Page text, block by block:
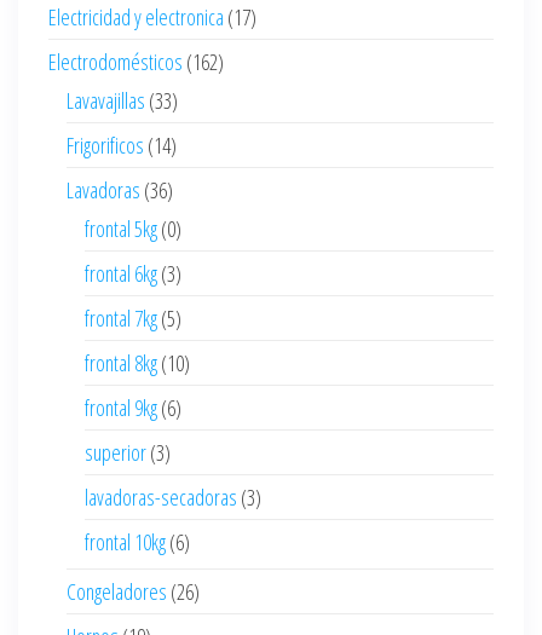
Electricidad y electronica (17)
Electrodomésticos (162)
Lavavajillas (33)
Frigorificos (14)
Lavadoras (36)
frontal 5kg(0)
frontal 6kg(3)
frontal 7kg(5)
frontal 8kg(10)
frontal 9kg(6)
superior(3)
lavadoras-secadoras (3)
frontal 10kg(6)
Congeladores (26)